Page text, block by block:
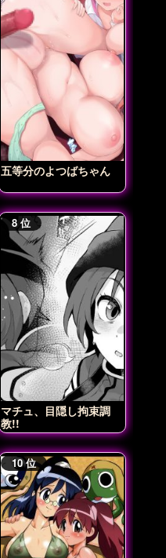
五等分のよつばちゃん
マチュ、目隠し拘束調
教!!